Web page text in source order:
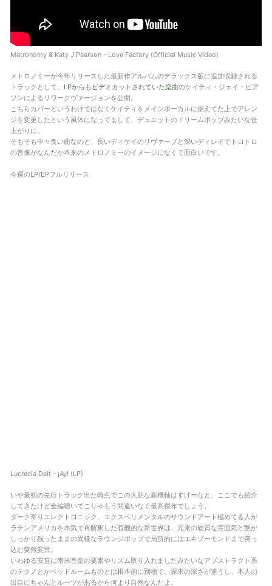
Metronomy & Katy J Pearson – Love Factory (Official Music Video)
メトロノミーが今年リリースした最新作アルバムのデラックス版に追加収録される
トラックとして、 LPからもビデオカットされていた楽曲のケイティ・ジェイ・ピア
ソンによるリワークヴァージョンを公開。
こちらカバーというわけではなくケイティをメインボーカルに据えてた上でアレン
ジを変更したという風体になってまして、デュエットのドリームポップみたいな仕
上がりに。
そもそも中々良い曲なのと、長いディケイのリヴァーブと深いディレイでトロトロ
の音像がなんだか本来のメトロノミーのイメージになくて面白いです。
今週のLP/EPフルリリース
Lucrecia Dalt – ¡Ay! (LP)
いや最初の先行トラック出た時点でこの大胆な新機軸はすげーなと、ここでも紹介
してきたけど全編聴いてこりゃもう間違いなく最高傑作でしょう。
ダーク寄りエレクトロニック、エクスペリメンタルのサウンドアート極めてる人が
ラテンアメリカを本気で再解釈した有機的な新世界は、元来の硬質な雰囲気と艶が
しっかり残ったままの異様なラウンジポップで局所的にはエキゾ〜モンドまで突っ
込む突然変異。
いわゆる安直に南米音楽の要素やリズム取り入れましたみたいなアブストラクト系
のテクノとかベッドルームものとは根本的に別物で、探求の深さが違うし、本人の
出自にちゃんとルーツがあるから何より自然なんだよ。